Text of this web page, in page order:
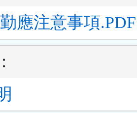
應注意事項.PDF